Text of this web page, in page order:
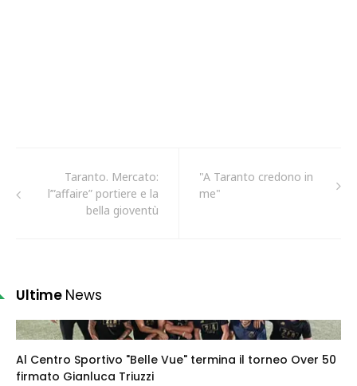
Taranto. Mercato:
l’”affaire” portiere e la
bella gioventù
"A Taranto credono in
me"
Ultime News
Al Centro Sportivo "Belle Vue" termina il torneo Over 50
firmato Gianluca Triuzzi